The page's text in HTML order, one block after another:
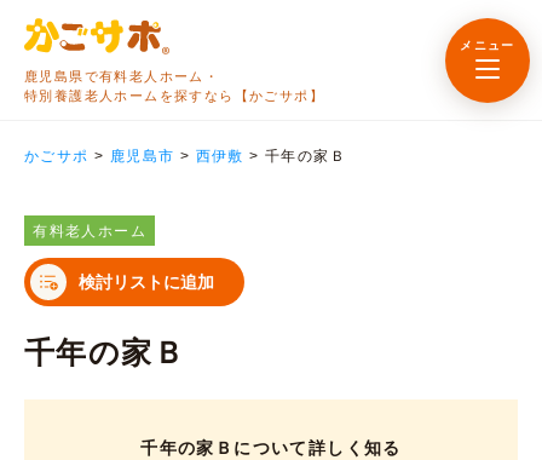
鹿児島県で有料老人ホーム・
特別養護老人ホームを探すなら【かごサポ】
メニュー
かごサポ > 鹿児島市 > 西伊敷 >千年の家Ｂ
有料老人ホーム
検討リストに追加
千年の家Ｂ
千年の家Ｂについて詳しく知る